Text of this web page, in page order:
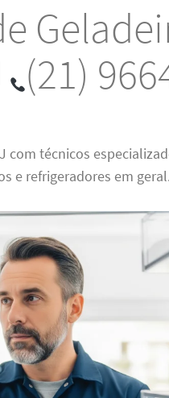
(21)
com técnicos
e refrigeradores em